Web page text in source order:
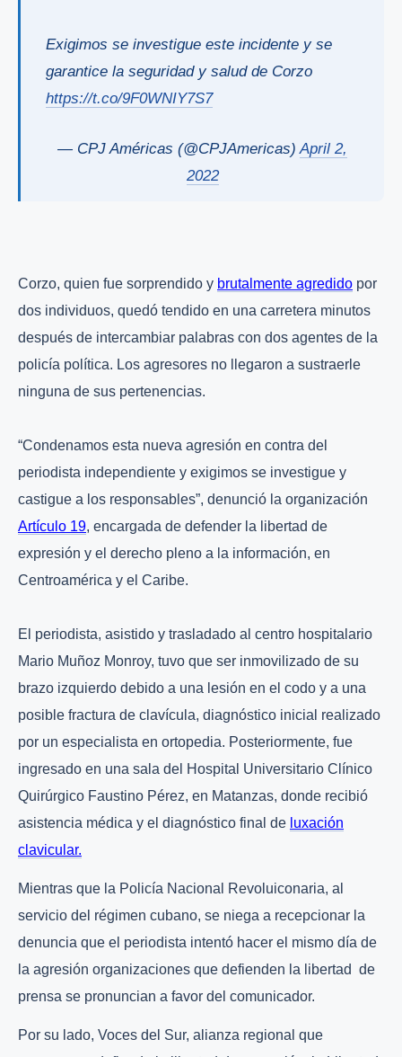
Exigimos se investigue este incidente y se
garantice la seguridad y salud de Corzo
https://t.co/9F0WNIY7S7
— CPJ Américas (@CPJAmericas) April 2,
2022
Corzo, quien fue sorprendido y brutalmente agredido por
dos individuos, quedó tendido en una carretera minutos
después de intercambiar palabras con dos agentes de la
policía política. Los agresores no llegaron a sustraerle
ninguna de sus pertenencias.
“Condenamos esta nueva agresión en contra del
periodista independiente y exigimos se investigue y
castigue a los responsables”, denunció la organización
Artículo 19, encargada de defender la libertad de
expresión y el derecho pleno a la información, en
Centroamérica y el Caribe.
El periodista, asistido y trasladado al centro hospitalario
Mario Muñoz Monroy, tuvo que ser inmovilizado de su
brazo izquierdo debido a una lesión en el codo y a una
posible fractura de clavícula, diagnóstico inicial realizado
por un especialista en ortopedia. Posteriormente, fue
ingresado en una sala del Hospital Universitario Clínico
Quirúrgico Faustino Pérez, en Matanzas, donde recibió
asistencia médica y el diagnóstico final de luxación
clavicular.
Mientras que la Policía Nacional Revoluiconaria, al
servicio del régimen cubano, se niega a recepcionar la
denuncia que el periodista intentó hacer el mismo día de
la agresión organizaciones que defienden la libertad de
prensa se pronuncian a favor del comunicador.
Por su lado, Voces del Sur, alianza regional que